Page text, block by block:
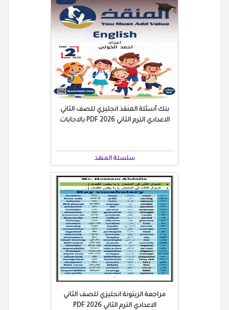
بنك أسئلة المنقذ انجليزي للصف الثاني
الاعدادي الترم الثاني 2026 PDF بالاجابات
سلسلة المنقذ
مراجعة الزيتونة انجليزي للصف الثاني
الاعدادي الترم الثاني 2026 PDF